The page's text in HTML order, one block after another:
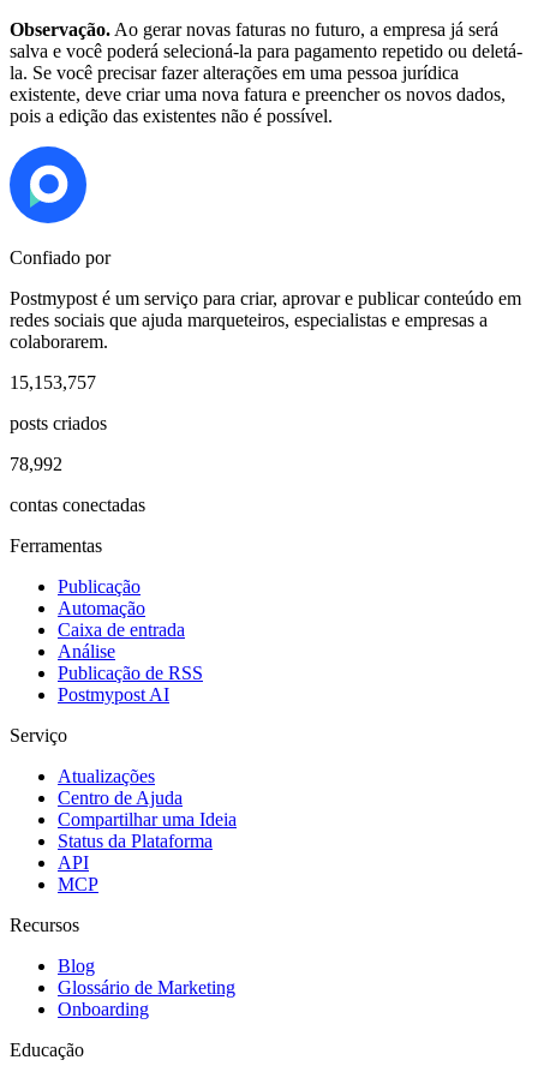
Observação. Ao gerar novas faturas no futuro, a empresa já será
salva e você poderá selecioná-la para pagamento repetido ou deletá-
la. Se você precisar fazer alterações em uma pessoa jurídica
existente, deve criar uma nova fatura e preencher os novos dados,
pois a edição das existentes não é possível.
Confiado por
Postmypost é um serviço para criar, aprovar e publicar conteúdo em
redes sociais que ajuda marqueteiros, especialistas e empresas a
colaborarem.
15,153,757
posts criados
78,992
contas conectadas
Ferramentas
Publicação
Automação
Caixa de entrada
Análise
Publicação de RSS
Postmypost AI
Serviço
Atualizações
Centro de Ajuda
Compartilhar uma Ideia
Status da Plataforma
API
MCP
Recursos
Blog
Glossário de Marketing
Onboarding
Educação